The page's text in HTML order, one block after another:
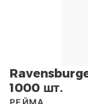
1000 шт.